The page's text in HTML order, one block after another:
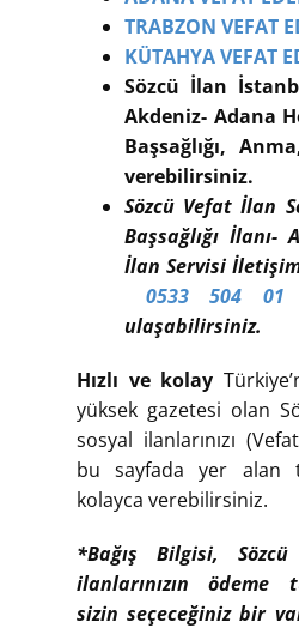
TRABZON VEFAT
KÜTAHYA VEFAT
Sözcü İlan
Akdeniz- Adana
Başsağlığı,
verebilirsiniz.
Sözcü Vefat İlan
Başsağlığı İlanı-
İlan Servisi
0533 504 01
ulaşabilirsiniz.
Hızlı ve kolay
yüksek gazetesi olan
sosyal ilanlarınızı
bu sayfada yer alan
kolayca verebilirsiniz.
*Bağış Bilgisi,
ilanlarınızın ödeme
sizin seçeceğiniz bir